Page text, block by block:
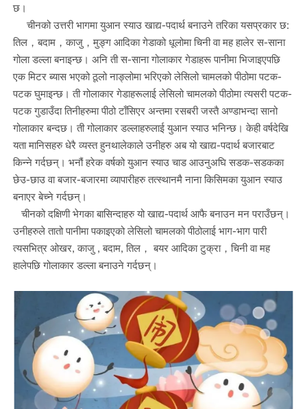
छ।
चीनको उत्तरी भागमा युआन स्याउ खाद्य-पदार्थ बनाउने तरिका यसप्रकार छ:
तिल，बदाम，काजु，मुङ्ग आदिका गेडाको धूलोमा चिनी वा मह हालेर स-साना
गोला डल्ला बनाइन्छ। अनि ती स-साना गोलाकार गेडाहरू पानीमा भिजाइएपछि
एक मिटर ब्यास भएको ठूलो नाङ्लोमा भरिएको लेसिलो चामलको पीठोमा पटक-
पटक घुमाइन्छ। ती गोलाकार गेडाहरूलाई लेसिलो चामलको पीठोमा त्यसरी पटक-
पटक गुडाउँदा तिनीहरुमा पीठो टाँसिएर अन्तमा रसबरी जस्तै अण्डाभन्दा सानो
गोलाकार बन्दछ। ती गोलाकार डल्लाहरुलाई युआन स्याउ भनिन्छ। केही वर्षदेखि
यता मानिसहरु धेरै व्यस्त हुनथालेकाले उनीहरु अब यो खाद्य-पदार्थ बजारबाट
किन्ने गर्दछन्। भनौं हरेक वर्षको युआन स्याउ चाड आउनुअघि सडक-सडकका
छेउ-छाउ वा बजार-बजारमा व्यापारीहरु तत्स्थानमै नाना किसिमका युआन स्याउ
बनाएर बेच्ने गर्दछन्।
चीनको दक्षिणी भेगका बासिन्दाहरु यो खाद्य-पदार्थ आफै बनाउन मन पराउँछन्।
उनीहरुले तातो पानीमा पकाइएको लेसिलो चामलको पीठोलाई भाग-भाग पारी
त्यसभित्र ओखर, काजु , बदाम, तिल， बयर आदिका टुक्रा，चिनी वा मह
हालेपछि गोलाकार डल्ला बनाउने गर्दछन्।